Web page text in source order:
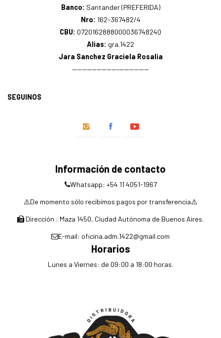
Banco: Santander (PREFERIDA)
Nro: 162-367482/4
CBU: 0720162888000036748240
Alias: gra.1422
Jara Sanchez Graciela Rosalia
—————————–——————
SEGUINOS
Información de contacto
Whatsapp: +54 11 4051-1967
⚠️De momento sólo recibimos pagos por transferencia⚠️
Dirección : Maza 1450, Ciudad Autónoma de Buenos Aires.
E-mail: oficina.adm.1422@gmail.com
Horarios
Lunes a Viernes: de 09:00 a 18:00 horas.